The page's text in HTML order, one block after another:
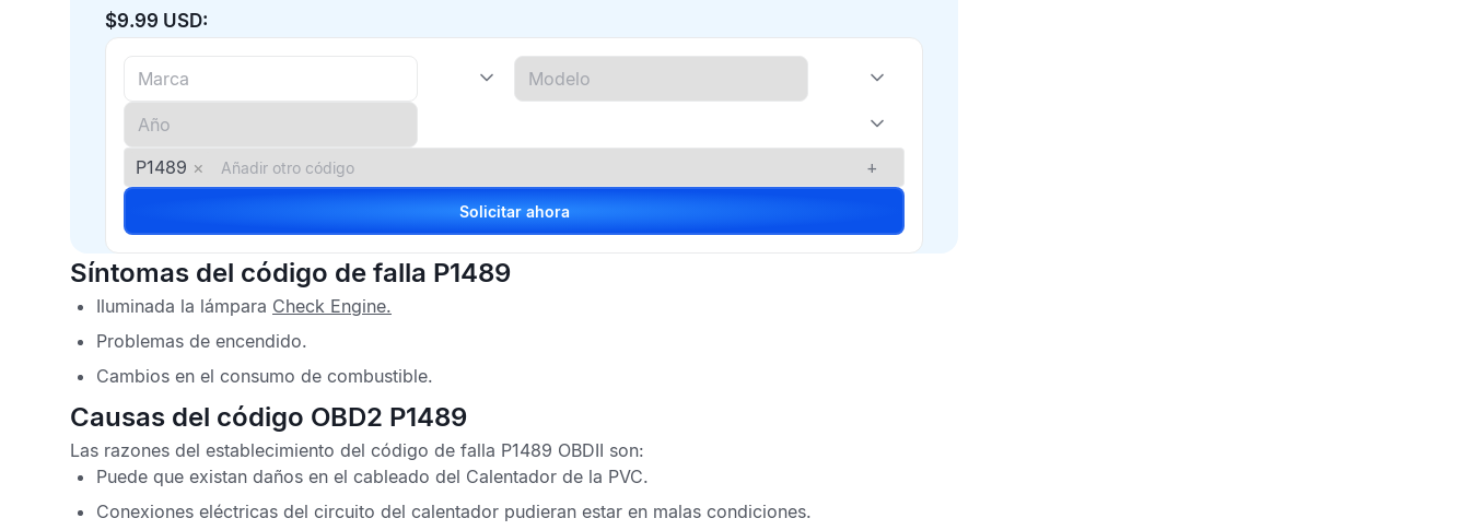
$9.99 USD:
P1489 × +
Solicitar ahora
Síntomas del código de falla P1489
Iluminada la lámpara Check Engine.
Problemas de encendido.
Cambios en el consumo de combustible.
Causas del código OBD2 P1489
Las razones del establecimiento del código de falla P1489 OBDII son:
Puede que existan daños en el cableado del Calentador de la PVC.
Conexiones eléctricas del circuito del calentador pudieran estar en malas condiciones.